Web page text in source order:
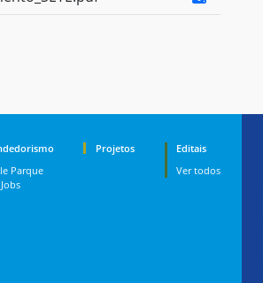
Parque
Projetos
Editais
Ver todos